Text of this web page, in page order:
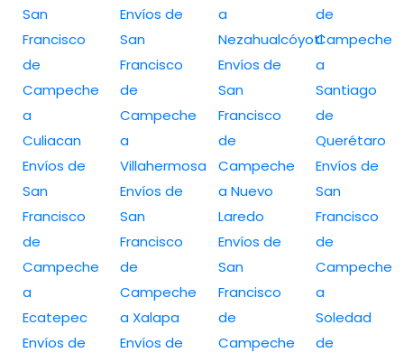
San
Francisco
de
Campeche
a
Culiacan
Envíos de
San
Francisco
de
Campeche
a
Ecatepec
Envíos de
Envíos de
San
Francisco
de
Campeche
a
Villahermosa
Envíos de
San
Francisco
de
Campeche
a Xalapa
Envíos de
a
Nezahualcóyotl
Envíos de
San
Francisco
de
Campeche
a Nuevo
Laredo
Envíos de
San
Francisco
de
Campeche
de
Campeche
a
Santiago
de
Querétaro
Envíos de
San
Francisco
de
Campeche
a
Soledad
de